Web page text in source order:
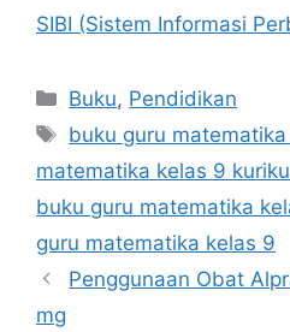
SIBI (Sistem Informasi
Categories
Buku, Pendidikan
Tags
buku guru
matematika kelas 9
buku guru matematika
guru matematika kelas 9
Penggunaan Obat
mg